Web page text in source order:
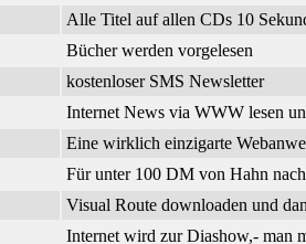
Alle Titel auf allen CDs 10
Bücher werden vorgelesen
kostenloser SMS Newsletter
Internet News via WWW lesen
Eine wirklich einzigarte
Für unter 100 DM von Hahn
Visual Route downloaden und
Internet wird zur Diashow,- man